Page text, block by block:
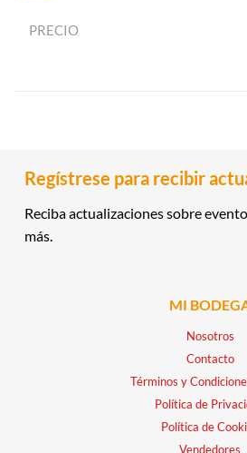
PRECIO
Regístrese para recibir
Reciba actualizaciones sobre
más.
MI
Nosotros
Contacto
Términos y
Política de
Política de
Vendedores